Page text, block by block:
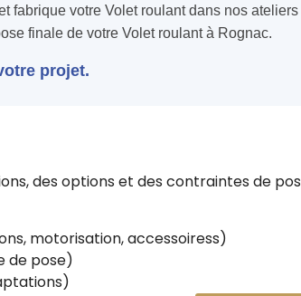
fabrique votre Volet roulant dans nos
finale de votre Volet roulant à Rognac.
projet.
des options et des contraintes de
motorisation, accessoiress)
de pose)